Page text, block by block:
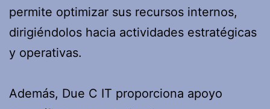
permite optimizar sus recursos internos,
dirigiéndolos hacia actividades estratégicas
y operativas.
Además, Due C IT proporciona apoyo